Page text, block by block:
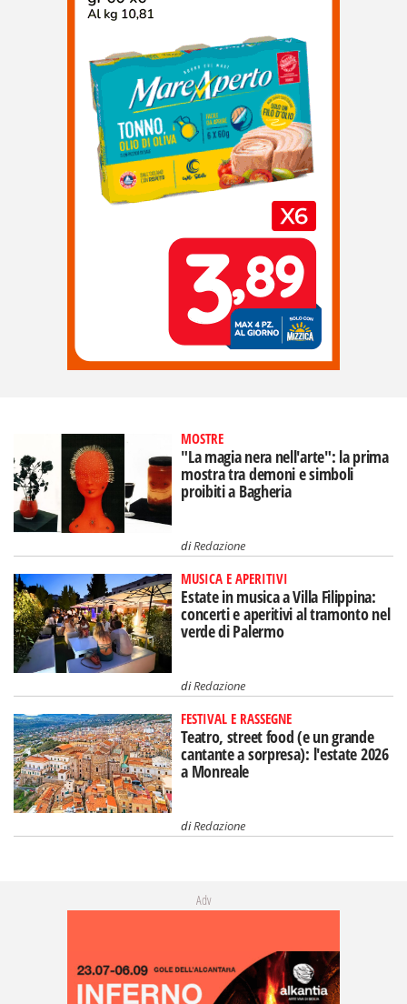
MOSTRE
"La magia nera nell'arte": la prima
mostra tra demoni e simboli
proibiti a Bagheria
diRedazione
MUSICA E APERITIVI
Estate in musica a Villa Filippina:
concerti e aperitivi al tramonto nel
verde di Palermo
diRedazione
FESTIVAL E RASSEGNE
Teatro, street food (e un grande
cantante a sorpresa): l'estate 2026
a Monreale
diRedazione
Adv